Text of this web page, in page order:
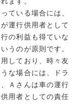
ている場合には、
運行供用者として
の利益も得ていな
うのが原則です。
しており、時々友
な場合には、ドラ
Ａさんは車の運行
用者としての責任